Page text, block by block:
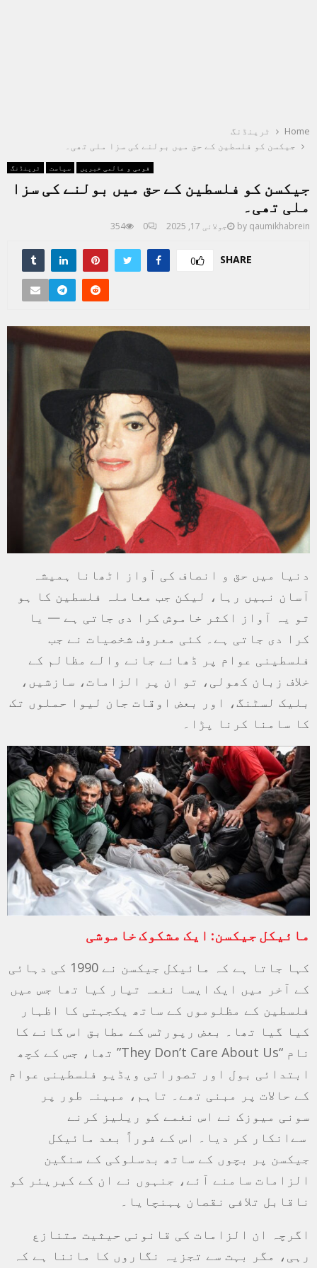
Home
ٹرینڈنگ
جیکسن کو فلسطین کے حق میں بولنے کی سزا ملی تھی۔
ٹرینڈنگ سیاست قومی و عالمی خبریں
جیکسن کو فلسطین کے حق میں بولنے کی سزا
ملی تھی۔
by qaumikhabrein جولائی 17, 2025 0
354
SHARE
0
دنیا میں حق و انصاف کی آواز اٹھانا ہمیشہ
آسان نہیں رہا، لیکن جب معاملہ فلسطین کا ہو
تو یہ آواز اکثر خاموش کرا دی جاتی ہے — یا
کرا دی جاتی ہے۔ کئی معروف شخصیات نے جب
فلسطینی عوام پر ڈھائے جانے والے مظالم کے
خلاف زبان کھولی، تو ان پر الزامات، سازشیں،
بلیک لسٹنگ، اور بعض اوقات جان لیوا حملوں تک
کا سامنا کرنا پڑا۔
مائیکل جیکسن: ایک مشکوکخاموشی
کہا جاتا ہے کہ مائیکل جیکسن نے 1990 کی دہائی
کے آخر میں ایک ایسا نغمہ تیار کیا تھا جس میں
فلسطین کے مظلوموں کے ساتھ یکجہتی کا اظہار
کیا گیا تھا۔ بعض رپورٹس کے مطابق اس گانے کا
نام “They Don’t Care About Us” تھا، جس کے کچھ
ابتدائی بول اور تصوراتی ویڈیو فلسطینی عوام
کے حالات پر مبنی تھے۔ تاہم، مبینہ طور پر
سونی میوزک نے اس نغمے کو ریلیز کرنے
سےانکار کر دیا۔ اس کے فوراً بعد مائیکل
جیکسن پر بچوں کے ساتھ بدسلوکی کے سنگین
الزامات سامنے آئے، جنہوں نے ان کے کیریئر کو
ناقابل تلافی نقصان پہنچایا۔
اگرچہ ان الزامات کی قانونی حیثیت متنازع
رہی، مگر بہت سے تجزیہ نگاروں کا ماننا ہے کہ